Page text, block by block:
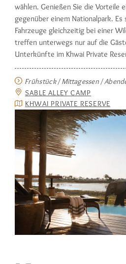
wählen. Genießen Sie die Vorteile
gegenüber einem Nationalpark. Es
Fahrzeuge gleichzeitig bei einer
treffen unterwegs nur auf die
Unterkünfte im Khwai Private
Frühstück / Mittagessen /
SABLE ALLEY CAMP
KHWAI PRIVATE RESERVE